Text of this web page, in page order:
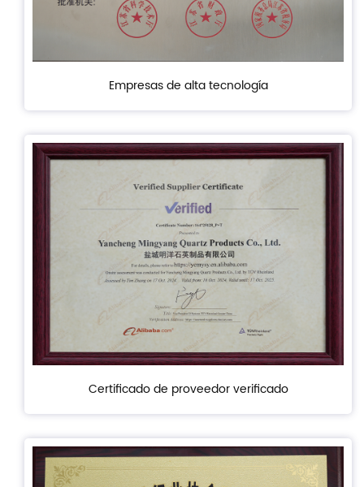
Empresas de alta tecnología
Certificado de proveedor verificado